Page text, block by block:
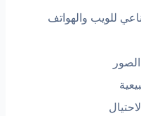
والهواتف